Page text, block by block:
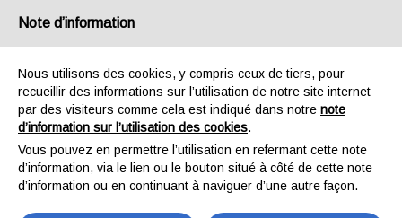
LEEF
Note d’information
Nous utilisons des cookies, y compris ceux de tiers, pour
recueillir des informations sur l’utilisation de notre site internet
par des visiteurs comme cela est indiqué dans notre note
d’information sur l’utilisation des cookies.
Vous pouvez en permettre l’utilisation en refermant cette note
d’information, via le lien ou le bouton situé à côté de cette note
d’information ou en continuant à naviguer d’une autre façon.